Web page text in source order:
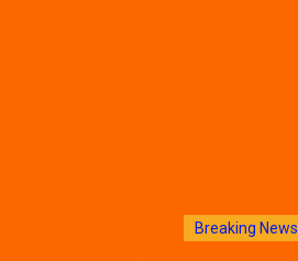
Breaking News